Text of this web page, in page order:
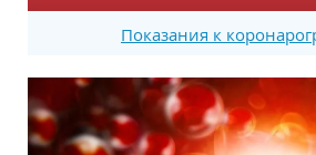
Показания к